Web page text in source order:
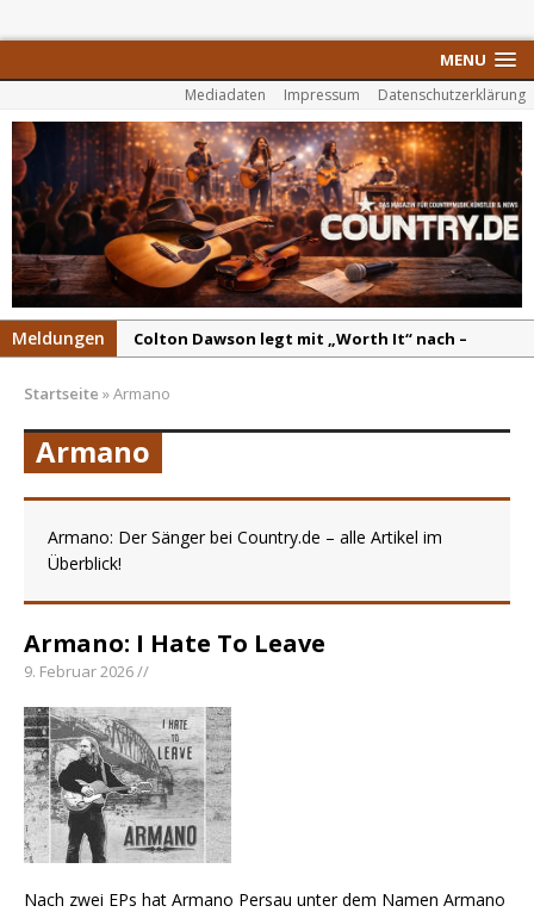
MENU
Mediadaten Impressum Datenschutzerklärung
Meldungen
Colton Dawson legt mit „Worth It“ nach –
Carly Pearce hinterfragt den ständigen
Vergleich mit anderen
Ella Langley schreibt Musikgeschichte:
„Choosin‘ Texas“ gehört zu den größten Hits
aller Zeiten
Talks“ – eine Hymne auf unvergessliche
Sommernächte
Randy Travis veröffentlicht mit „I Don’t Care“
Ben Gallaher kehrt zu seinen Wurzeln zurück –
„Taylor Gold“ zeigt die Kraft der Akustik
Startseite »Armano
Armano
Armano: Der Sänger bei Country.de – alle Artikel im
Überblick!
Armano: I Hate To Leave
9. Februar 2026 //
Nach zwei EPs hat Armano Persau unter dem Namen Armano